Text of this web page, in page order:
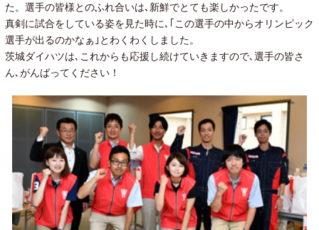
た。選手の皆様とのふれ合いは､新鮮でとても楽しかったです。
真剣に試合をしている姿を見た時に､｢この選手の中からオリンピック
選手が出るのかなぁ｣とわくわくしました。
茨城ダイハツは､これからも応援し続けていきますので､選手の皆さ
ん､がんばってください！